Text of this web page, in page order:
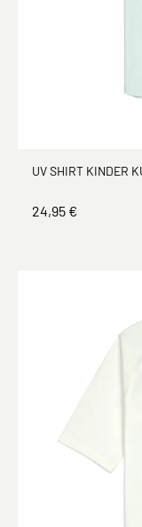
UV SHIRT KINDER
24,95 €